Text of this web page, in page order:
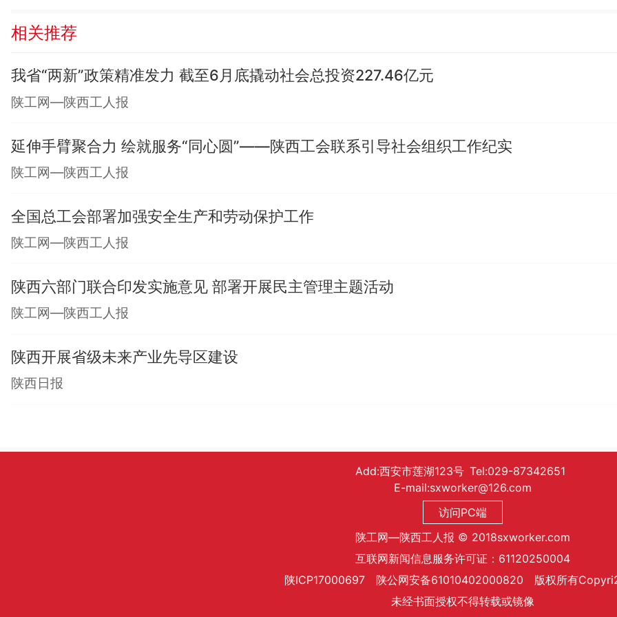
相关推荐
我省“两新”政策精准发力 截至6月底撬动社会总投资227.46亿元
陕工网—陕西工人报
延伸手臂聚合力 绘就服务“同心圆”——陕西工会联系引导社会组织工作纪实
陕工网—陕西工人报
全国总工会部署加强安全生产和劳动保护工作
陕工网—陕西工人报
陕西六部门联合印发实施意见 部署开展民主管理主题活动
陕工网—陕西工人报
陕西开展省级未来产业先导区建设
陕西日报
Add:西安市莲湖123号 Tel:029-87342651
E-mail:sxworker@126.com
访问PC端
陕工网—陕西工人报 © 2018sxworker.com
互联网新闻信息服务许可证：61120250004
陕ICP17000697 陕公网安备61010402000820 版权所有
未经书面授权不得转载或镜像